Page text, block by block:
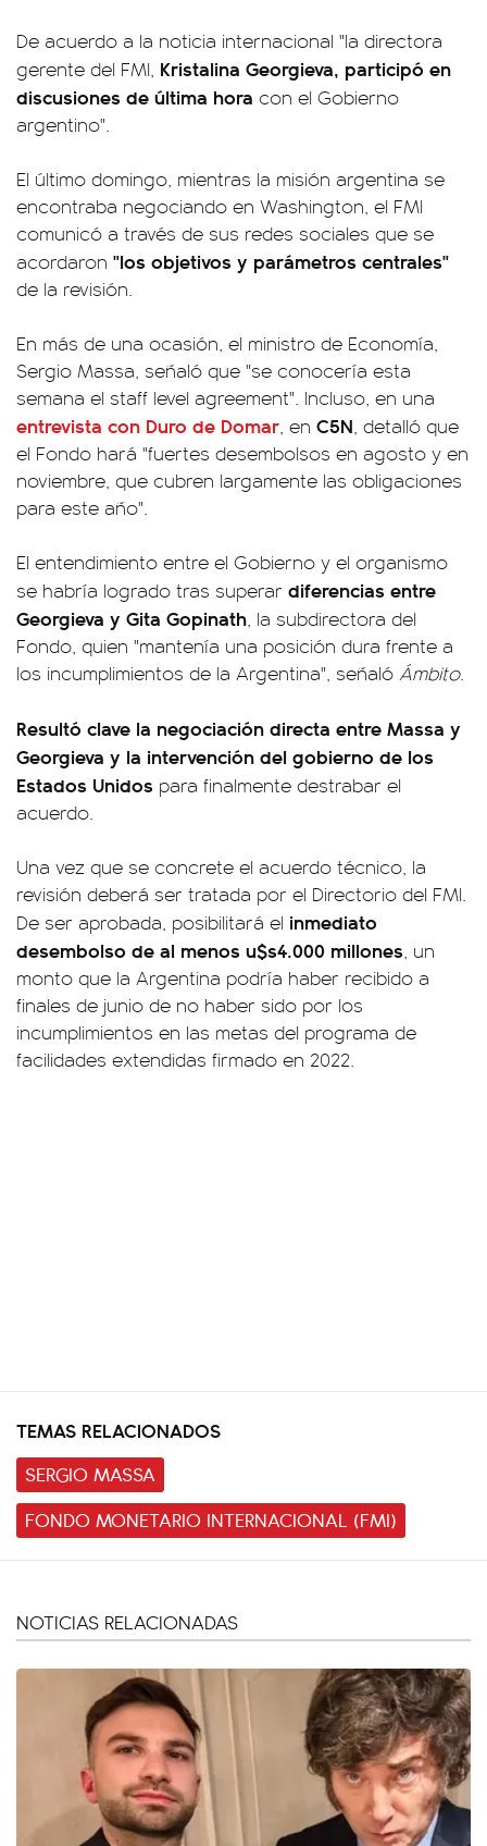
De acuerdo a la noticia internacional "la directora
gerente del FMI, Kristalina Georgieva, participó en
discusiones de última hora con el Gobierno
argentino".
El último domingo, mientras la misión argentina se
encontraba negociando en Washington, el FMI
comunicó a través de sus redes sociales que se
acordaron "los objetivos y parámetros centrales"
de la revisión.
En más de una ocasión, el ministro de Economía,
Sergio Massa, señaló que "se conocería esta
semana el staff level agreement". Incluso, en una
entrevista con Duro de Domar, en C5N, detalló que
el Fondo hará "fuertes desembolsos en agosto y en
noviembre, que cubren largamente las obligaciones
para este año".
El entendimiento entre el Gobierno y el organismo
se habría logrado tras superar diferencias entre
Georgieva y Gita Gopinath, la subdirectora del
Fondo, quien "mantenía una posición dura frente a
los incumplimientos de la Argentina", señaló Ámbito.
Resultó clave la negociación directa entre Massa y
Georgieva y la intervención del gobierno de los
Estados Unidos para finalmente destrabar el
acuerdo.
Una vez que se concrete el acuerdo técnico, la
revisión deberá ser tratada por el Directorio del FMI.
De ser aprobada, posibilitará el inmediato
desembolso de al menos u$s4.000 millones, un
monto que la Argentina podría haber recibido a
finales de junio de no haber sido por los
incumplimientos en las metas del programa de
facilidades extendidas firmado en 2022.
TEMAS RELACIONADOS
SERGIO MASSA
FONDO MONETARIO INTERNACIONAL (FMI)
NOTICIAS RELACIONADAS